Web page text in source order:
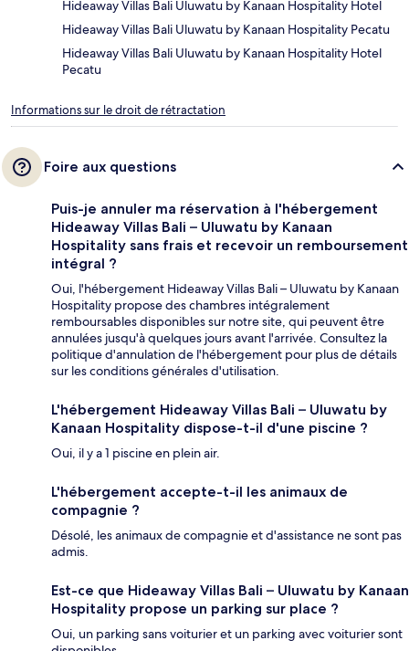
Hideaway Villas Bali Uluwatu by Kanaan Hospitality Hotel
Hideaway Villas Bali Uluwatu by Kanaan Hospitality Pecatu
Hideaway Villas Bali Uluwatu by Kanaan Hospitality Hotel
Pecatu
Informations sur le droit de rétractation
Foire aux questions
Puis-je annuler ma réservation à l'hébergement
Hideaway Villas Bali – Uluwatu by Kanaan
Hospitality sans frais et recevoir un remboursement
intégral ?
Oui, l'hébergement Hideaway Villas Bali – Uluwatu by Kanaan
Hospitality propose des chambres intégralement
remboursables disponibles sur notre site, qui peuvent être
annulées jusqu'à quelques jours avant l'arrivée. Consultez la
politique d'annulation de l'hébergement pour plus de détails
sur les conditions générales d'utilisation.
L'hébergement Hideaway Villas Bali – Uluwatu by
Kanaan Hospitality dispose-t-il d'une piscine ?
Oui, il y a 1 piscine en plein air.
L'hébergement accepte-t-il les animaux de
compagnie ?
Désolé, les animaux de compagnie et d'assistance ne sont pas
admis.
Est-ce que Hideaway Villas Bali – Uluwatu by Kanaan
Hospitality propose un parking sur place ?
Oui, un parking sans voiturier et un parking avec voiturier sont